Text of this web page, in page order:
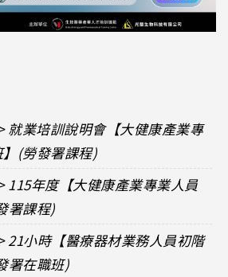
就業培訓說明會【大健康產業專
(勞發署課程)
115年度【大健康產業專業人員
署課程)
21小時【醫療器材業務人員初階
署在職班)